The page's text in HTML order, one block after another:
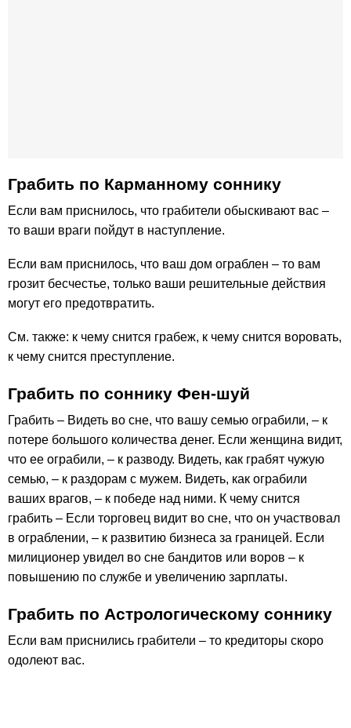
Грабить по Карманному соннику
Если вам приснилось, что грабители обыскивают вас –
то ваши враги пойдут в наступление.
Если вам приснилось, что ваш дом ограблен – то вам
грозит бесчестье, только ваши решительные действия
могут его предотвратить.
См. также: к чему снится грабеж, к чему снится воровать,
к чему снится преступление.
Грабить по соннику Фен-шуй
Грабить – Видеть во сне, что вашу семью ограбили, – к
потере большого количества денег. Если женщина видит,
что ее ограбили, – к разводу. Видеть, как грабят чужую
семью, – к раздорам с мужем. Видеть, как ограбили
ваших врагов, – к победе над ними. К чему снится
грабить – Если торговец видит во сне, что он участвовал
в ограблении, – к развитию бизнеса за границей. Если
милиционер увидел во сне бандитов или воров – к
повышению по службе и увеличению зарплаты.
Грабить по Астрологическому соннику
Если вам приснились грабители – то кредиторы скоро
одолеют вас.